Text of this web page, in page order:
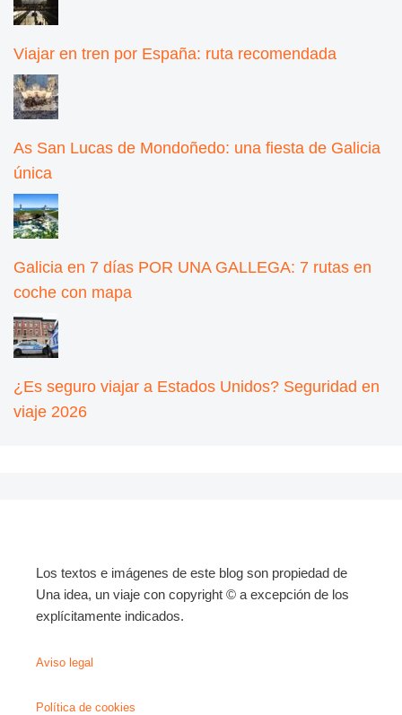
Viajar en tren por España: ruta recomendada
As San Lucas de Mondoñedo: una fiesta de Galicia
única
Galicia en 7 días POR UNA GALLEGA: 7 rutas en
coche con mapa
¿Es seguro viajar a Estados Unidos? Seguridad en
viaje 2026
Los textos e imágenes de este blog son propiedad de
Una idea, un viaje con copyright © a excepción de los
explícitamente indicados.
Aviso legal
Política de cookies